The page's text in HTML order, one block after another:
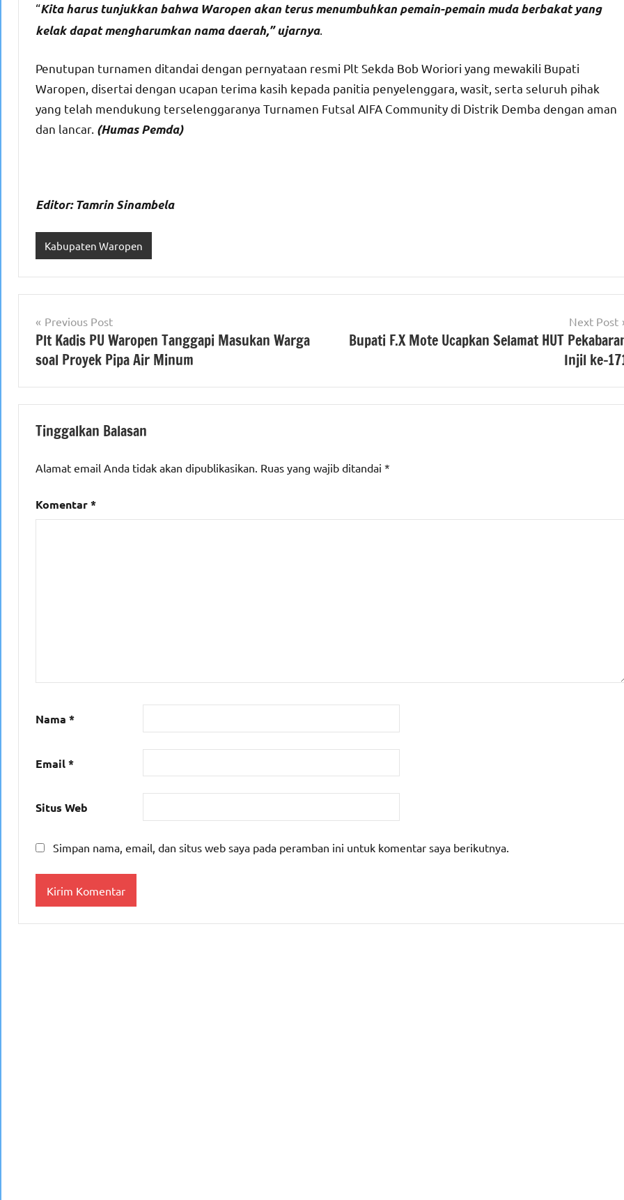
“Kita harus tunjukkan bahwa Waropen akan terus menumbuhkan pemain-pemain muda berbakat yang
kelak dapat mengharumkan nama daerah,” ujarnya.
Penutupan turnamen ditandai dengan pernyataan resmi Plt Sekda Bob Woriori yang mewakili Bupati
Waropen, disertai dengan ucapan terima kasih kepada panitia penyelenggara, wasit, serta seluruh pihak
yang telah mendukung terselenggaranya Turnamen Futsal AIFA Community di Distrik Demba dengan aman
dan lancar. (Humas Pemda)
Editor: Tamrin Sinambela
Kabupaten Waropen
Navigasi
pos
Previous Post
Plt Kadis PU Waropen Tanggapi Masukan Warga
soal Proyek Pipa Air Minum
Next Post
Bupati F.X Mote Ucapkan Selamat HUT
Injil ke-
Tinggalkan Balasan
Alamat email Anda tidak akan dipublikasikan. Ruas yang wajib ditandai *
Komentar*
Nama *
Email*
Situs Web
Simpan nama, email, dan situs web saya pada peramban ini untuk komentar saya berikutnya.